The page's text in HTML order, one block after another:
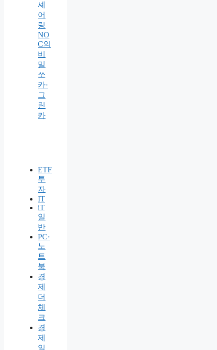
셰
어
링
NO
C의
비
밀
쏘
카·
그
린
카
ETF
투
자
IT
iT
일
반
PC·
노
트
북
경
제
더
체
크
경
제
일